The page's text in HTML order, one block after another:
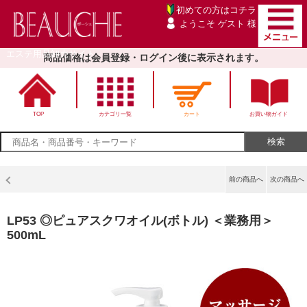
エステ用品卸売サイト
初めての方は コチラ
ようこそ ゲスト 様
商品価格は会員登録・ログイン後に表示されます。
TOP カテゴリ一覧 カート お買い物ガイド
次の商品へ
前の商品へ
LP53 ◎ピュアスクワオイル(ボトル) ＜業務用＞
500mL